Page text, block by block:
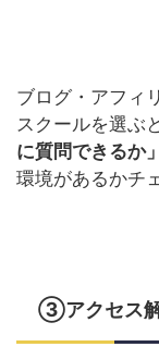
ブログ・アフィ
スクールを選ぶ
に質問できるか」
環境があるかチ
③アクセス